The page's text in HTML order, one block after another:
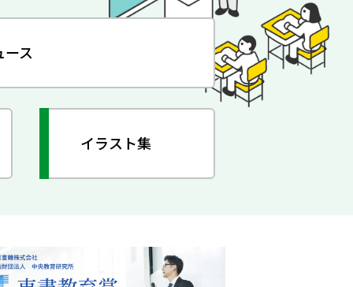
ース
イラスト集